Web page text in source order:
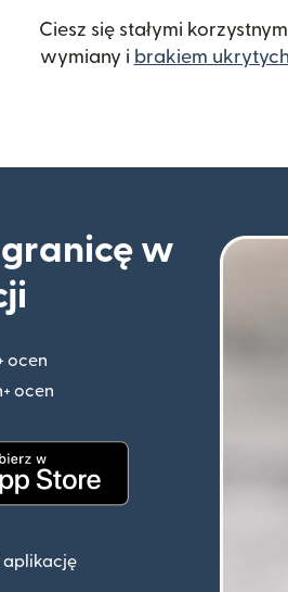
Ciesz się stałymi
wymiany i brakiem
granicę w
ocen
(otwiera się w nowym oknie)
ocen
(otwiera się w nowym oknie)
aplikację